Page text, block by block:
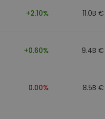
+2.10% 11.0B €
+0.60% 9.4B €
0.00% 8.5B €